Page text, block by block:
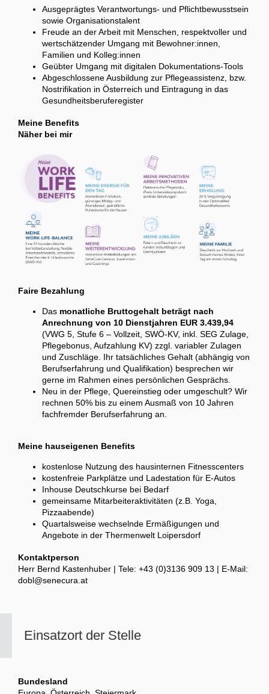
Ausgeprägtes Verantwortungs- und Pflichtbewusstsein
sowie Organisationstalent
Freude an der Arbeit mit Menschen, respektvoller und
wertschätzender Umgang mit Bewohner:innen,
Familien und Kolleg:innen
Geübter Umgang mit digitalen Dokumentations-Tools
Abgeschlossene Ausbildung zur Pflegeassistenz, bzw.
Nostrifikation in Österreich und Eintragung in das
Gesundheitsberuferegister
Meine Benefits
Näher bei mir
Faire Bezahlung
Das monatliche Bruttogehalt beträgt nach
Anrechnung von 10 Dienstjahren EUR 3.439,94
(VWG 5, Stufe 6 – Vollzeit, SWÖ-KV, inkl. SEG Zulage,
Pflegebonus, Aufzahlung KV) zzgl. variabler Zulagen
und Zuschläge. Ihr tatsächliches Gehalt (abhängig von
Berufserfahrung und Qualifikation) besprechen wir
gerne im Rahmen eines persönlichen Gesprächs.
Neu in der Pflege, Quereinstieg oder umgeschult? Wir
rechnen 50% bis zu einem Ausmaß von 10 Jahren
fachfremder Berufserfahrung an.
Meine hauseigenen Benefits
kostenlose Nutzung des hausinternen Fitnesscenters
kostenfreie Parkplätze und Ladestation für E-Autos
Inhouse Deutschkurse bei Bedarf
gemeinsame Mitarbeiteraktivitäten (z.B. Yoga,
Pizzaabende)
Quartalsweise wechselnde Ermäßigungen und
Angebote in der Thermenwelt Loipersdorf
Kontaktperson
Herr Bernd Kastenhuber | Tele: +43 (0)3136 909 13 | E-Mail:
dobl@senecura.at
Einsatzort der Stelle
Bundesland